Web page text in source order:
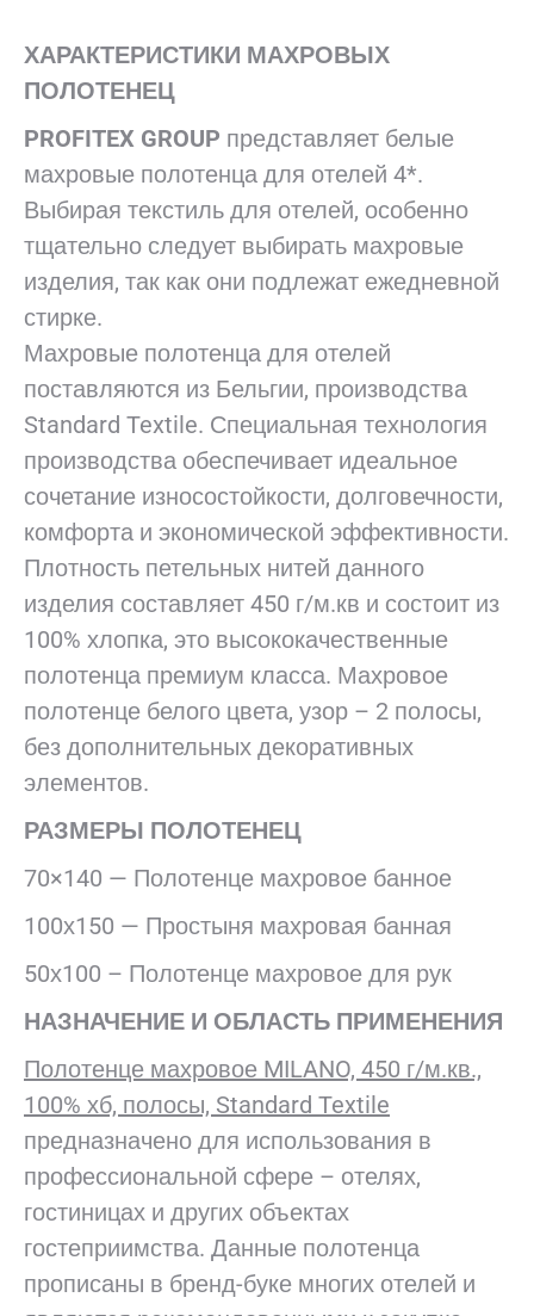
ХАРАКТЕРИСТИКИ МАХРОВЫХ
ПОЛОТЕНЕЦ
PROFITEX GROUP представляет белые
махровые полотенца для отелей 4*.
Выбирая текстиль для отелей, особенно
тщательно следует выбирать махровые
изделия, так как они подлежат ежедневной
стирке.
Махровые полотенца для отелей
поставляются из Бельгии, производства
Standard Textile. Специальная технология
производства обеспечивает идеальное
сочетание износостойкости, долговечности,
комфорта и экономической эффективности.
Плотность петельных нитей данного
изделия составляет 450 г/м.кв и состоит из
100% хлопка, это высококачественные
полотенца премиум класса. Махровое
полотенце белого цвета, узор – 2 полосы,
без дополнительных декоративных
элементов.
РАЗМЕРЫ ПОЛОТЕНЕЦ
70×140 — Полотенце махровое банное
100х150 — Простыня махровая банная
50х100 – Полотенце махровое для рук
НАЗНАЧЕНИЕ И ОБЛАСТЬ ПРИМЕНЕНИЯ
Полотенце махровое MILANO, 450 г/м.кв.,
100% хб, полосы, Standard Textile
предназначено для использования в
профессиональной сфере – отелях,
гостиницах и других объектах
гостеприимства. Данные полотенца
прописаны в бренд-буке многих отелей и